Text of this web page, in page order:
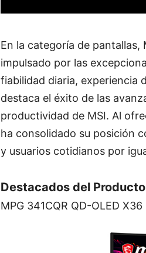
En la categoría de
impulsado por las
fiabilidad diaria, experiencia
destaca el éxito de las
productividad de MSI. Al
ha consolidado su posición
y usuarios cotidianos por
Destacados del
MPG 341CQR QD-OLED X36